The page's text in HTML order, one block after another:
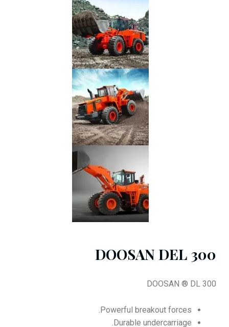
DOOSAN DEL 300
DOOSAN ® DL 300
Powerful breakout forces.
Durable undercarriage.